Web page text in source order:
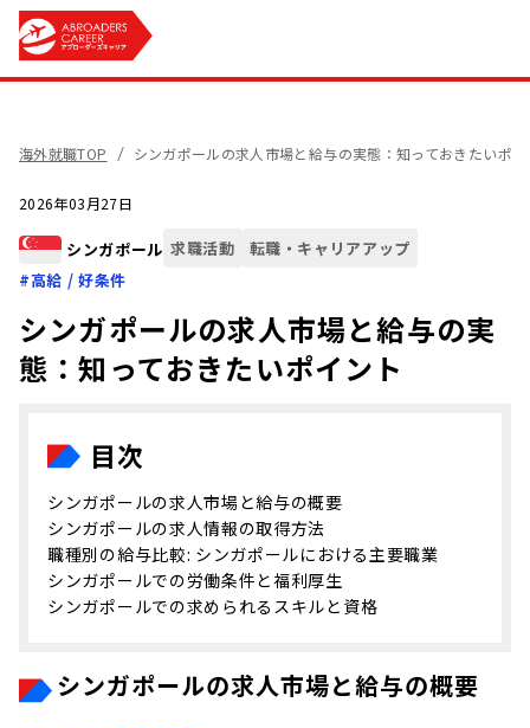
海外就職TOP シンガポールの求人市場と給与の実態：知っておきたいポ
2026年03月27日
シンガポール 求職活動
転職・キャリアアップ
#高給 / 好条件
シンガポールの求人市場と給与の実
態：知っておきたいポイント
目次
シンガポールの求人市場と給与の概要
シンガポールの求人情報の取得方法
職種別の給与比較: シンガポールにおける主要職業
シンガポールでの労働条件と福利厚生
シンガポールでの求められるスキルと資格
シンガポールの求人市場と給与の概要